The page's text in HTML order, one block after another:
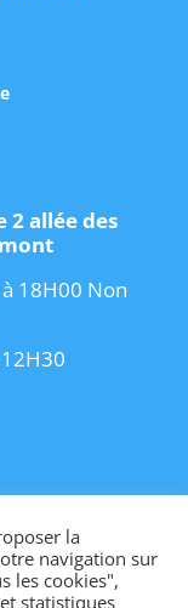
2 allée des
18H00 Non
de
la
navigation sur
les cookies",
statistiques